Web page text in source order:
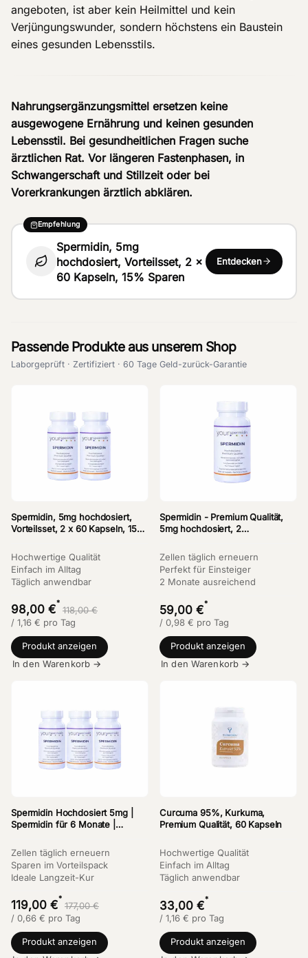
angeboten, ist aber kein Heilmittel und kein
Verjüngungswunder, sondern höchstens ein Baustein
eines gesunden Lebensstils.
Nahrungsergänzungsmittel ersetzen keine
ausgewogene Ernährung und keinen gesunden
Lebensstil. Bei gesundheitlichen Fragen suche
ärztlichen Rat. Vor längeren Fastenphasen, in
Schwangerschaft und Stillzeit oder bei
Vorerkrankungen ärztlich abklären.
Empfehlung
Spermidin, 5mg
hochdosiert, Vorteilsset, 2 x
60 Kapseln, 15% Sparen
Entdecken
Passende Produkte aus unserem Shop
Laborgeprüft · Zertifiziert · 60 Tage Geld-zurück-Garantie
Spermidin, 5mg hochdosiert,
Vorteilsset, 2 x 60 Kapseln, 15%
Hochwertige Qualität
Einfach im Alltag
Täglich anwendbar
98,00 €*
118,00 €
/ 1,16 € pro Tag
Produkt anzeigen
In den Warenkorb →
Spermidin - Premium Qualität,
5mg hochdosiert, 2
Zellen täglich erneuern
Perfekt für Einsteiger
2 Monate ausreichend
59,00 €*
/ 0,98 € pro Tag
Produkt anzeigen
In den Warenkorb →
Spermidin Hochdosiert 5mg |
Spermidin für 6 Monate |
Kaufen | 3-er Vorteilsset
Zellen täglich erneuern
Sparen im Vorteilspack
Ideale Langzeit-Kur
119,00 €*
177,00 €
/ 0,66 € pro Tag
Produkt anzeigen
Curcuma 95%, Kurkuma,
Premium Qualität, 60 Kapseln
Hochwertige Qualität
Einfach im Alltag
Täglich anwendbar
33,00 €*
/ 1,16 € pro Tag
Produkt anzeigen